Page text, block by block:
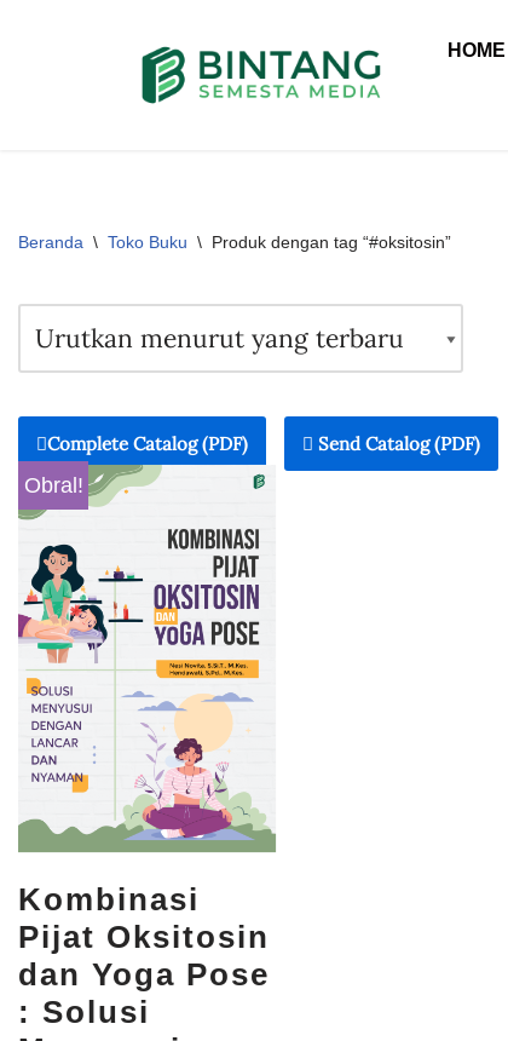
HOME
Beranda \ Toko Buku \ Produk dengan tag “#oksitosin”
Complete Catalog (PDF) Send Catalog (PDF)
Obral!
Kombinasi
Pijat Oksitosin
dan Yoga Pose
: Solusi